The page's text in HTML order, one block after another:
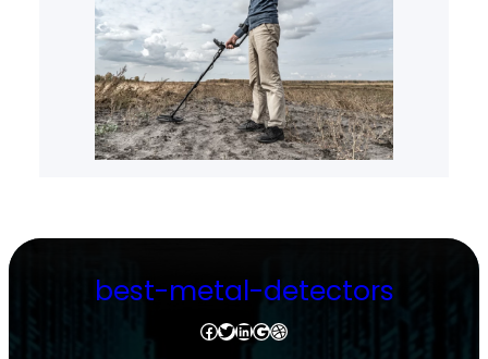
best-metal-detectors
Facebook Twitter LinkedIn Google Dribbble